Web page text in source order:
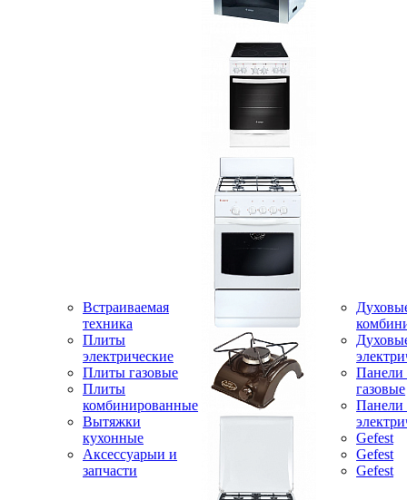
Встраиваемая
техника
Плиты
электрические
Плиты газовые
Плиты
комбинированные
Вытяжки
кухонные
Аксессуарыи и
запчасти
Панели
газовые
Панели
Gefest
Gefest
Gefest